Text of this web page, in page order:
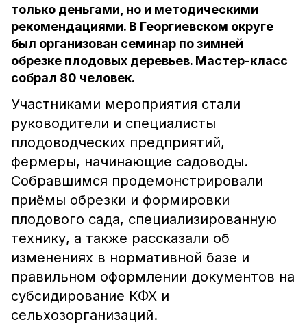
только деньгами, но и методическими
рекомендациями. В Георгиевском округе
был организован семинар по зимней
обрезке плодовых деревьев. Мастер-класс
собрал 80 человек.
Участниками мероприятия стали
руководители и специалисты
плодоводческих предприятий,
фермеры, начинающие садоводы.
Собравшимся продемонстрировали
приёмы обрезки и формировки
плодового сада, специализированную
технику, а также рассказали об
изменениях в нормативной базе и
правильном оформлении документов на
субсидирование КФХ и
сельхозорганизаций.